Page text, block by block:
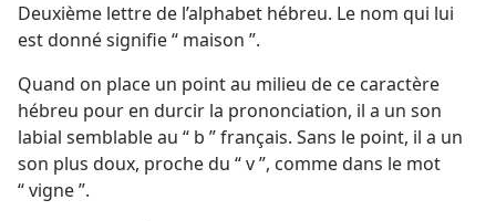
Deuxième lettre de l’alphabet hébreu. Le nom qui lui
est donné signifie “ maison ”.
Quand on place un point au milieu de ce caractère
hébreu pour en durcir la prononciation, il a un son
labial semblable au “ b ” français. Sans le point, il a un
son plus doux, proche du “ v ”, comme dans le mot
“ vigne ”.